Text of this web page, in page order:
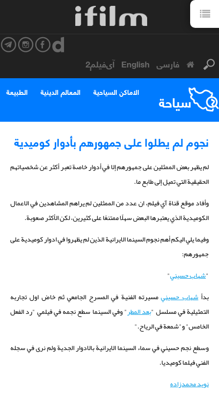
فارسی English آی‌فیلم2
سياحة الطبيعة المعالم الدينية الاماكن السياحية
نجوم لم يطلوا على جمهورهم بأدوار كوميدية
لم يظهر بعض الممثلين على جمهورهم إلا في أدوار خاصة تعبر أكثر عن شخصياتهم
الحقيقية التي تميل إلى طابع ما.
وأفاد موقع قناة آي فيلم، ان عدد من الممثلين لم يراهم المشاهدين في الاعمال
الكوميدية الذي يعتبرها البعض سهلًا ممتنعًا على كثيرين، لكن الأكثر صعوبة.
وفيما يلي اليكم أهم نجوم السينما الايرانية الذين لم يظهروا في ادوار كوميدية على
جمهورهم:
"شهاب حسيني"
بدأشهاب حسينيمسيرته الفنية في المسرح الجامعي ثم خاض اول تجاربه
التمثيلية في مسلسل "بعد المطر" وفي السينما سطع نجمه في فيلمي "رد الفعل
الخامس" و"شمعة في الرياح".
وسطع نجم حسيني في سماء السينما الايرانية بالادوار الجدية ولم نرى في سجله
الفني فيلما كوميديا.
نويد محمدزاده